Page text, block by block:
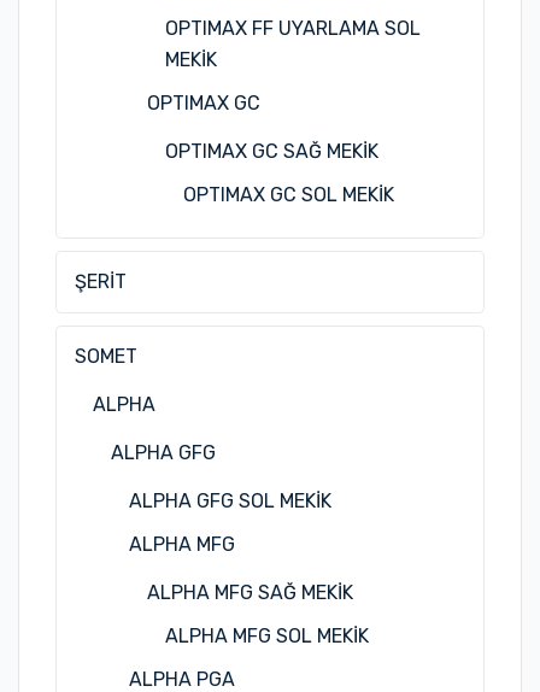
OPTIMAX FF UYARLAMA SOL
MEKİK
OPTIMAX GC
OPTIMAX GC SAĞ MEKİK
OPTIMAX GC SOL MEKİK
ŞERİT
SOMET
ALPHA
ALPHA GFG
ALPHA GFG SOL MEKİK
ALPHA MFG
ALPHA MFG SAĞ MEKİK
ALPHA MFG SOL MEKİK
ALPHA PGA